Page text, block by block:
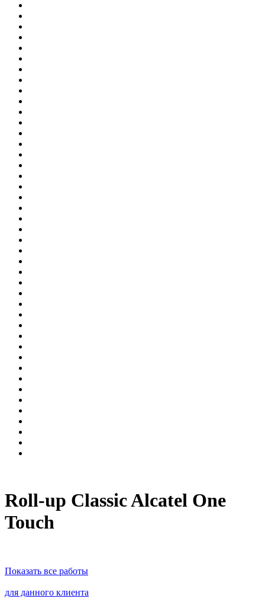
Roll-up Classic Alcatel One
Touch
Показать все работы
для данного клиента